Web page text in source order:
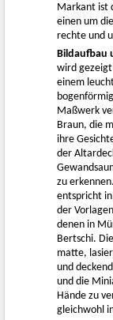
Markant ist
einen um
rechte und
Bildaufbau
wird
einem
Maßwerk
Braun, die
ihre
der
zu
entspricht
der
denen in
Bertschi.
matte,
und
und die
Hände zu
gleichwohl